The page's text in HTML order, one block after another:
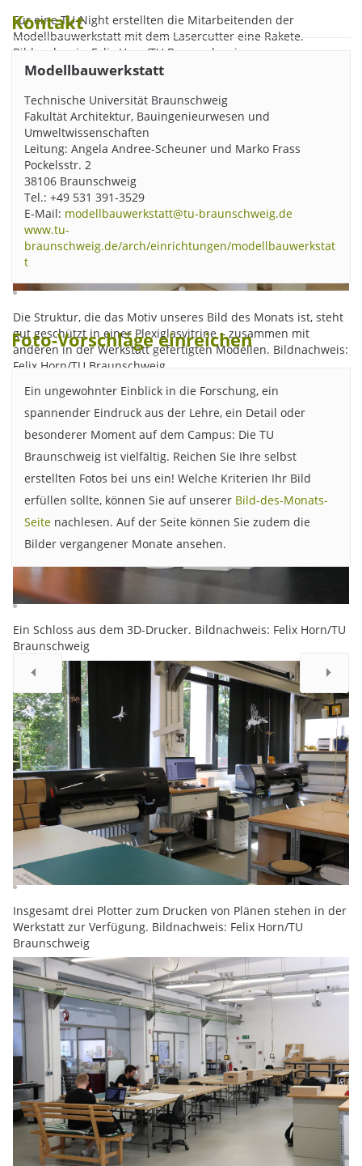
Für eine TU-Night erstellten die Mitarbeitenden der
Modellbauwerkstatt mit dem Lasercutter eine Rakete.
Bildnachweis: Felix Horn/TU Braunschweig
Die Struktur, die das Motiv unseres Bild des Monats ist, steht
gut geschützt in einer Plexiglasvitrine – zusammen mit
anderen in der Werkstatt gefertigten Modellen. Bildnachweis:
Felix Horn/TU Braunschweig
Ein Schloss aus dem 3D-Drucker. Bildnachweis: Felix Horn/TU
Braunschweig
Insgesamt drei Plotter zum Drucken von Plänen stehen in der
Werkstatt zur Verfügung. Bildnachweis: Felix Horn/TU
Braunschweig
Kontakt
Modellbauwerkstatt
Technische Universität Braunschweig
Fakultät Architektur, Bauingenieurwesen und
Umweltwissenschaften
Leitung: Angela Andree-Scheuner und Marko Frass
Pockelsstr. 2
38106 Braunschweig
Tel.: +49 531 391-3529
E-Mail: modellbauwerkstatt@tu-braunschweig.de
www.tu-
braunschweig.de/arch/einrichtungen/modellbauwerkstat
t
Foto-Vorschläge einreichen
Ein ungewohnter Einblick in die Forschung, ein
spannender Eindruck aus der Lehre, ein Detail oder
besonderer Moment auf dem Campus: Die TU
Braunschweig ist vielfältig. Reichen Sie Ihre selbst
erstellten Fotos bei uns ein! Welche Kriterien Ihr Bild
erfüllen sollte, können Sie auf unserer Bild-des-Monats-
Seitenachlesen. Auf der Seite können Sie zudem die
Bilder vergangener Monate ansehen.